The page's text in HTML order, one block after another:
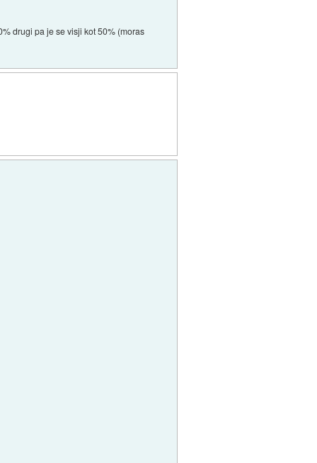
drugi pa je se visji kot 50% (moras